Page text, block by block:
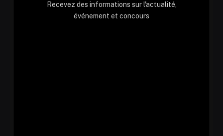
Recevez des informations sur l'actualité,
événement et concours